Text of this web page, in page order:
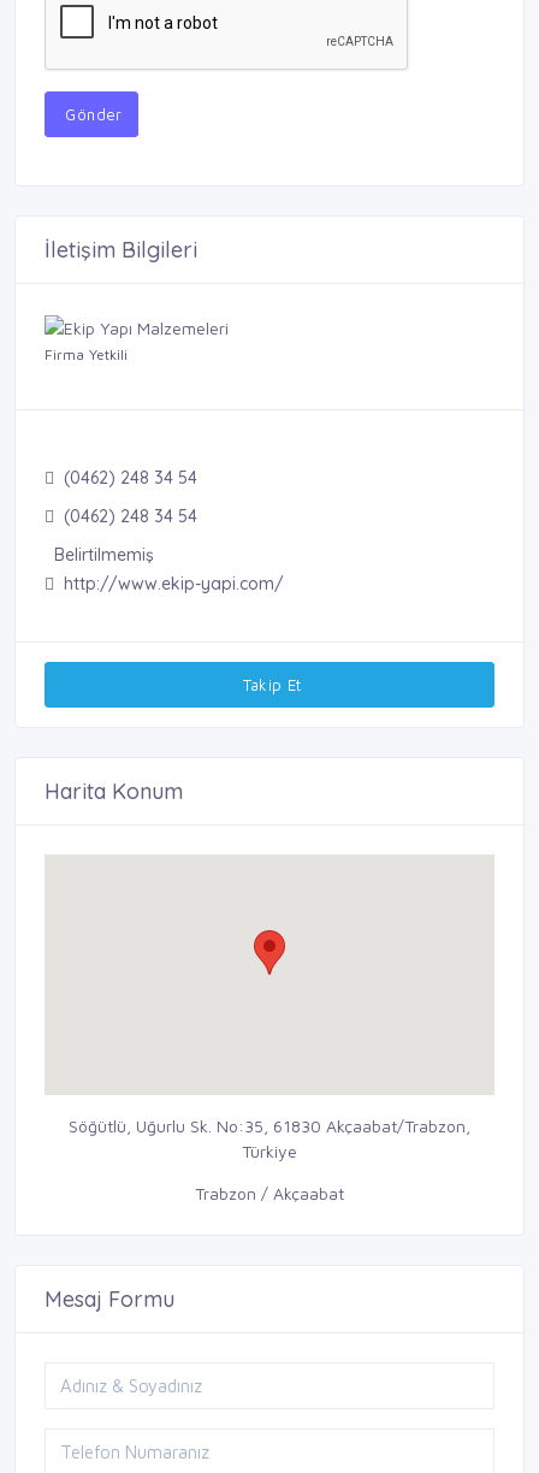
Gönder
İletişim Bilgileri
Firma Yetkili
(0462) 248 34 54
(0462) 248 34 54
Belirtilmemiş
http://www.ekip-yapi.com/
Takip Et
Harita Konum
Söğütlü, Uğurlu Sk. No:35, 61830 Akçaabat/Trabzon,
Türkiye
Trabzon / Akçaabat
Mesaj Formu